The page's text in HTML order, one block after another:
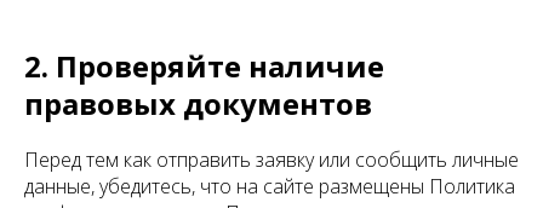
2. Проверяйте наличие
правовых документов
Перед тем как отправить заявку или сообщить личные
данные, убедитесь, что на сайте размещены Политика